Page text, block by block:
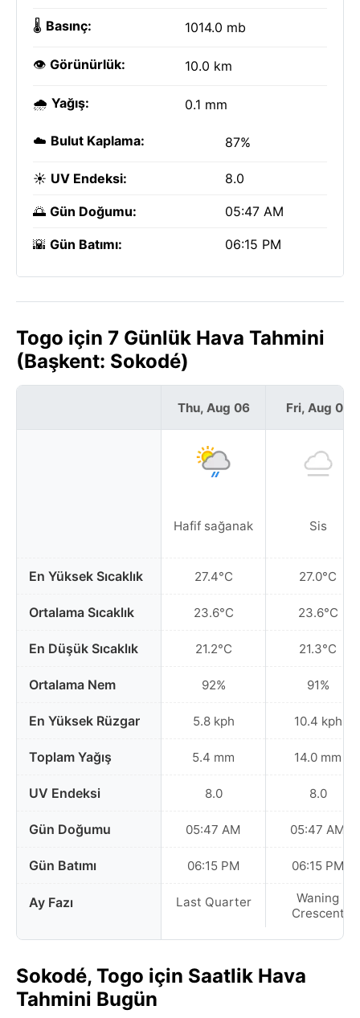
🌡️ Basınç: 1014.0 mb
👁️ Görünürlük: 10.0 km
🌧️ Yağış: 0.1 mm
☁️ Bulut Kaplama: 87%
☀️ UV Endeksi: 8.0
🌅 Gün Doğumu: 05:47 AM
🌇 Gün Batımı: 06:15 PM
Togo için 7 Günlük Hava Tahmini
(Başkent: Sokodé)
En Yüksek Sıcaklık
Ortalama Sıcaklık
En Düşük Sıcaklık
Ortalama Nem
En Yüksek Rüzgar
Toplam Yağış
UV Endeksi
Gün Doğumu
Gün Batımı
Ay Fazı
Thu, Aug 06
Hafif sağanak
27.4°C
23.6°C
21.2°C
92%
5.8 kph
5.4 mm
8.0
05:47 AM
06:15 PM
Last Quarter
Fri, Aug 07
Sis
27.0°C
23.6°C
21.3°C
91%
10.4 kph
14.0 mm
8.0
05:47 AM
06:15 PM
Waning
Crescent
Sokodé, Togo için Saatlik Hava
Tahmini Bugün